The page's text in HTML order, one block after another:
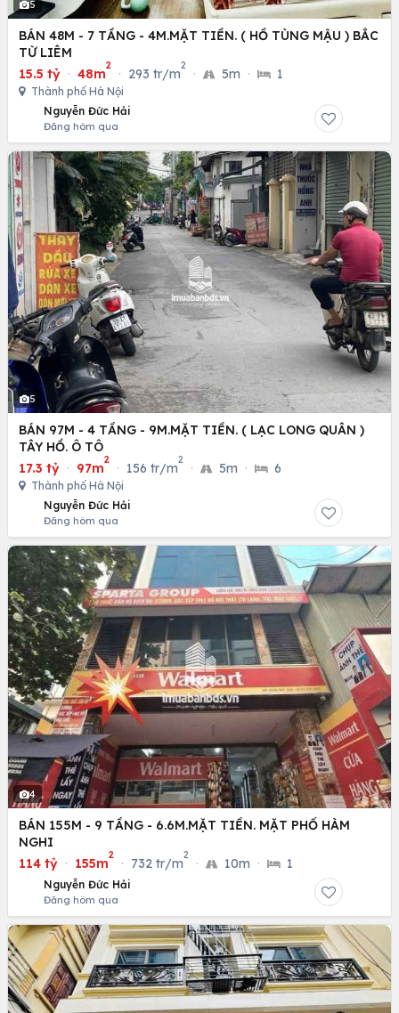
5
BÁN 48M - 7 TẦNG - 4M.MẶT TIỀN. ( HỒ TÙNG MẬU ) BẮC
TỪ LIÊM
15.5 tỷ · 48m
2
· 293 tr/m
2
· 5m · 1
Thành phố Hà Nội
Nguyễn Đức Hải
Đăng hôm qua
5
BÁN 97M - 4 TẦNG - 9M.MẶT TIỀN. ( LẠC LONG QUÂN )
TÂY HỒ. Ô TÔ
17.3 tỷ · 97m
2
· 156 tr/m
2
· 5m · 6
Thành phố Hà Nội
Nguyễn Đức Hải
Đăng hôm qua
4
BÁN 155M - 9 TẦNG - 6.6M.MẶT TIỀN. MẶT PHỐ HÀM
NGHI
114 tỷ · 155m
2
· 732 tr/m
2
· 10m · 1
Nguyễn Đức Hải
Đăng hôm qua